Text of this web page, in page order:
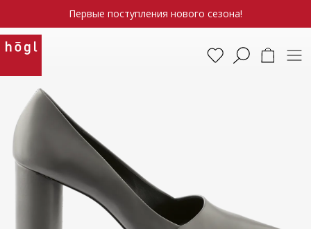
Первые поступления нового сезона!